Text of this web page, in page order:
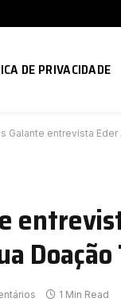
DE PRIVACIDADE
Galante entrevista
Doação
1 Min Read